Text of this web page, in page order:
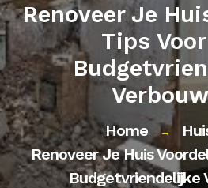
Renoveer Je
Tips
Home →
Renoveer Je Huis
Budgetvriendelijke